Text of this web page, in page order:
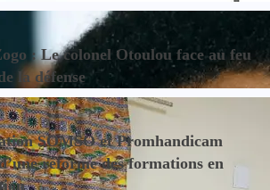
: Le colonel Otoulou face au feu
la défense
SOMSO et Promhandicam
réforme des formations en